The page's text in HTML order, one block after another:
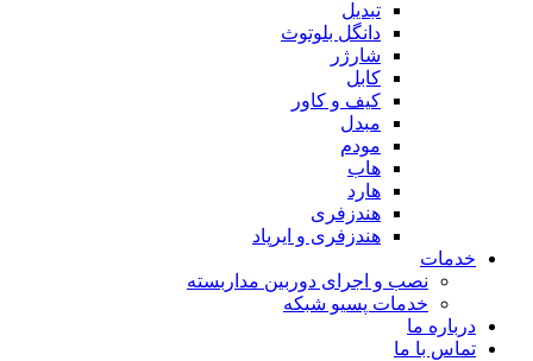
تبدیل
دانگل بلوتوث
شارژر
کابل
کیف و کاور
مبدل
مودم
هاب
هارد
هندزفری
هندزفری و ایرپاد
خدمات
نصب و اجرای دوربین مداربسته
خدمات پسیو شبکه
درباره ما
تماس با ما